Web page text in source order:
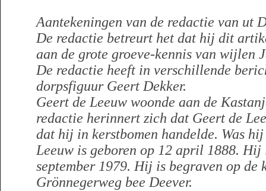
Aantekeningen van de redactie van ut
De redactie betreurt het dat hij dit
aan de grote groeve-kennis van wijlen
De redactie heeft in verschillende
dorpsfiguur Geert Dekker.
Geert de Leeuw woonde aan de
redactie herinnert zich dat Geert de
dat hij in kerstbomen handelde. Was
Leeuw is geboren op 12 april 1888. Hij
september 1979. Hij is begraven op de
Grönnegerweg bee Deever.